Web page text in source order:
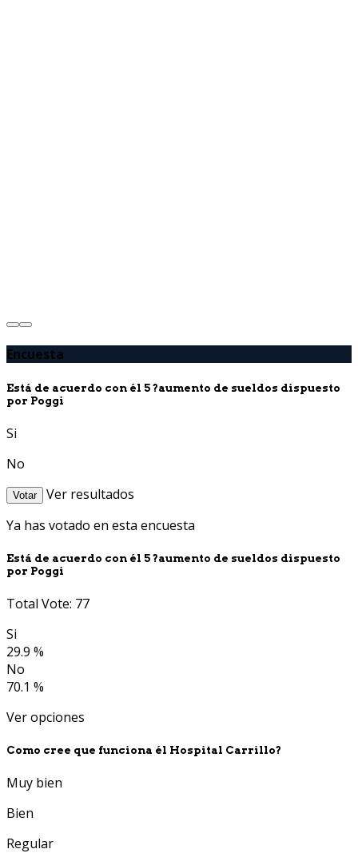
Encuesta
Está de acuerdo con él 5 ?aumento de sueldos dispuesto
por Poggi
Si
No
Votar
Ver resultados
Ya has votado en esta encuesta
Está de acuerdo con él 5 ?aumento de sueldos dispuesto
por Poggi
Total Vote: 77
Si
29.9 %
No
70.1 %
Ver opciones
Como cree que funciona él Hospital Carrillo?
Muy bien
Bien
Regular